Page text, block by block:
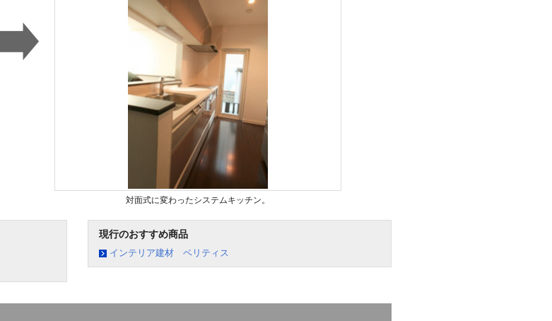
対面式に変わったシステムキッチン。
現行のおすすめ商品
インテリア建材 ベリティス